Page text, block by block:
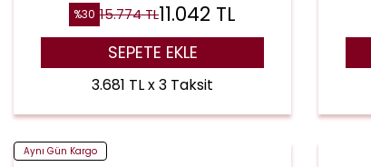
%30 15.774TL11.042 TL
SEPETE EKLE
3.681 TL x 3 Taksit
Aynı Gün Kargo